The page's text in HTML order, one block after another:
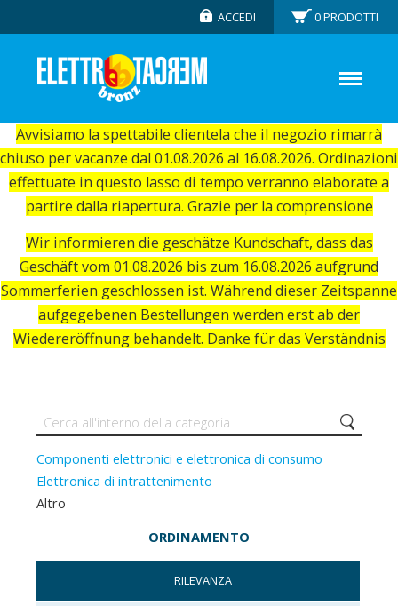
Avvisiamo la spettabile clientela che il negozio rimarrà
chiuso per vacanze dal 01.08.2026 al 16.08.2026. Ordinazioni
effettuate in questo lasso di tempo verranno elaborate a
partire dalla riapertura. Grazie per la comprensione
Wir informieren die geschätze Kundschaft, dass das
Geschäft vom 01.08.2026 bis zum 16.08.2026 aufgrund
Sommerferien geschlossen ist. Während dieser Zeitspanne
aufgegebenen Bestellungen werden erst ab der
Wiedereröffnung behandelt. Danke für das Verständnis
ACCEDI 0PRODOTTI
Componenti elettronici e elettronica di consumo
Elettronica di intrattenimento
Altro
ORDINAMENTO
RILEVANZA